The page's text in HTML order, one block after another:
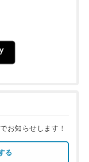
お知らせします！
る